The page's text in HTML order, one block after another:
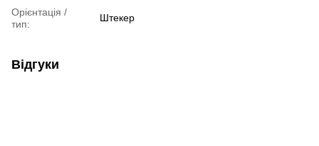
Орієнтація /
тип:
Штекер
Відгуки